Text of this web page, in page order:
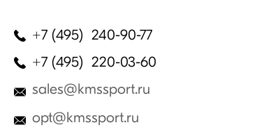
+7 (495) 240-90-77
+7 (495) 220-03-60
sales@kmssport.ru
opt@kmssport.ru